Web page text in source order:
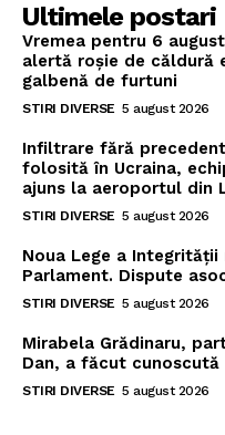
Ultimele postari
Vremea pentru 6
alertă roșie de căldură
galbenă de furtuni
STIRI DIVERSE 5 august 2026
Infiltrare fără
folosită în Ucraina,
ajuns la aeroportul din
STIRI DIVERSE 5 august 2026
Noua Lege a
Parlament. Dispute
STIRI DIVERSE 5 august 2026
Mirabela Grădinaru,
Dan, a făcut
STIRI DIVERSE 5 august 2026